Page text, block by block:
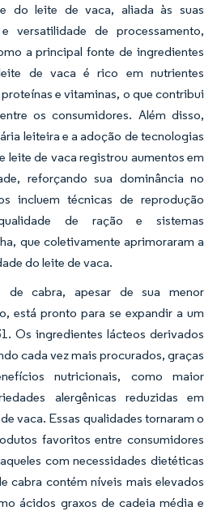
do leite de vaca, aliada às suas
versatilidade de processamento,
a principal fonte de ingredientes
de vaca é rico em nutrientes
e vitaminas, o que contribui
os consumidores. Além disso,
leiteira e a adoção de tecnologias
leite de vaca registrou aumentos em
reforçando sua dominância no
incluem técnicas de reprodução
de ração e sistemas
que coletivamente aprimoraram a
do leite de vaca.
de cabra, apesar de sua menor
está pronto para se expandir a um
Os ingredientes lácteos derivados
cada vez mais procurados, graças
nutricionais, como maior
alergênicas reduzidas em
vaca. Essas qualidades tornaram o
favoritos entre consumidores
com necessidades dietéticas
cabra contém níveis mais elevados
ácidos graxos de cadeia média e